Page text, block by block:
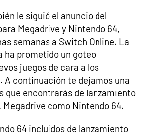
le siguió el anuncio del
Megadrive y Nintendo 64,
semanas a Switch Online. La
ha prometido un goteo
juegos de cara a los
A continuación te dejamos una
que encontrarás de lanzamiento
Megadrive como Nintendo 64.
64 incluidos de lanzamiento